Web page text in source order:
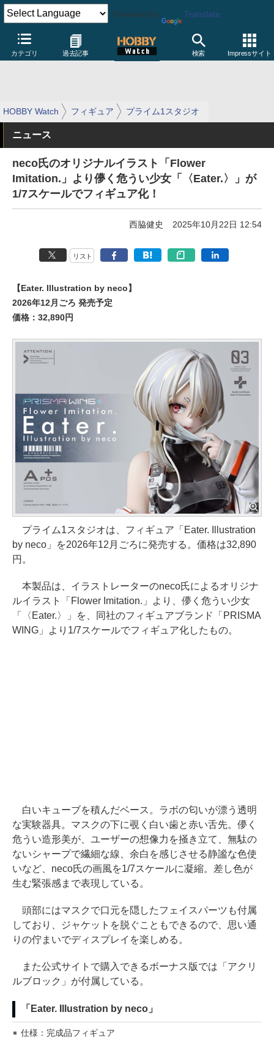
Powered by Translate
カテゴリ 過去記事 検索 Impressサイト
HOBBY Watch フィギュア プライム1スタジオ
ニュース
neco氏のオリジナルイラスト「Flower
Imitation.」より儚く危うい少女「〈Eater.〉」が
1/7スケールでフィギュア化！
西脇健史 2025年10月22日 12:54
リスト
【Eater. Illustration by neco】
2026年12月ごろ 発売予定
価格：32,890円
プライム1スタジオは、フィギュア「Eater. Illustration
by neco」を2026年12月ごろに発売する。価格は32,890
円。
本製品は、イラストレーターのneco氏によるオリジナ
ルイラスト「Flower Imitation.」より、儚く危うい少女
「〈Eater.〉」を、同社のフィギュアブランド「PRISMA
WING」より1/7スケールでフィギュア化したもの。
白いキューブを積んだベース。ラボの匂いが漂う透明
な実験器具。マスクの下に覗く白い歯と赤い舌先。儚く
危うい造形美が、ユーザーの想像力を掻き立て、無駄の
ないシャープで繊細な線、余白を感じさせる静謐な色使
いなど、neco氏の画風を1/7スケールに凝縮。差し色が
生む緊張感まで表現している。
頭部にはマスクで口元を隠したフェイスパーツも付属
しており、ジャケットを脱ぐこともできるので、思い通
りの佇まいでディスプレイを楽しめる。
また公式サイトで購入できるボーナス版では「アクリ
ルブロック」が付属している。
「Eater. Illustration by neco」
仕様：完成品フィギュア